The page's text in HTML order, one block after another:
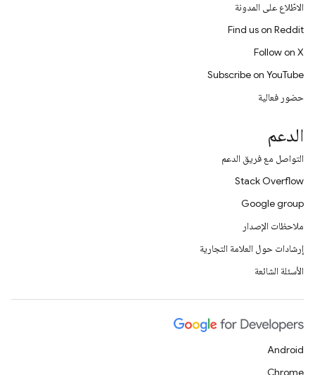
الاطّلاع على المدونة
Find us on Reddit
Follow on X
Subscribe on YouTube
حضور فعالية
الدعم
التواصل مع فريق الدعم
Stack Overflow
Google group
ملاحظات الإصدار
إرشادات حول العلامة التجارية
الأسئلة الشائعة
Android
Chrome